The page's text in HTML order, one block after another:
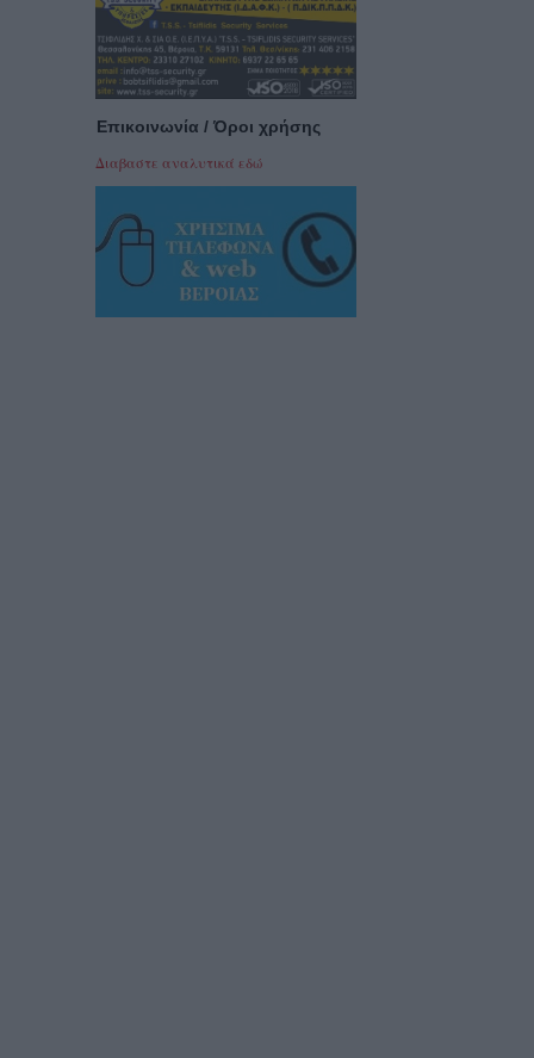
Επικοινωνία / Όροι χρήσης
Διαβαστε αναλυτικά εδώ